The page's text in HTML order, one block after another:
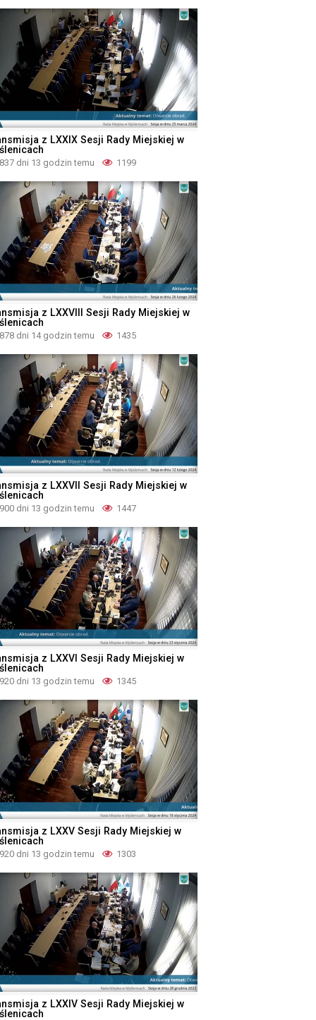
z LXXIX Sesji Rady Miejskiej w
837 dni 13 godzin temu 1199
z LXXVIII Sesji Rady Miejskiej w
878 dni 14 godzin temu 1435
z LXXVII Sesji Rady Miejskiej w
900 dni 13 godzin temu 1447
z LXXVI Sesji Rady Miejskiej w
920 dni 13 godzin temu 1345
z LXXV Sesji Rady Miejskiej w
920 dni 13 godzin temu 1303
z LXXIV Sesji Rady Miejskiej w